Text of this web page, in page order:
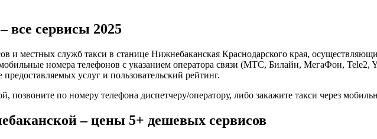
все сервисы 2025
и местных служб такси в станице Нижнебаканская Краснодарского края,
номера телефонов с указанием оператора связи (МТС, Билайн, МегаФон, Tele2,
услуг и пользовательский рейтинг.
позвоните по номеру телефона диспетчеру/оператору, либо закажите такси через
– цены 5+ дешевых сервисов